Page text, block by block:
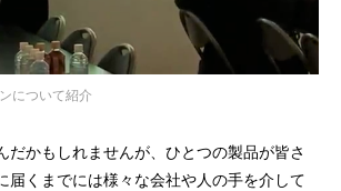
について紹介
だかもしれませんが、ひとつの製品が皆さ
届くまでには様々な会社や人の手を介して